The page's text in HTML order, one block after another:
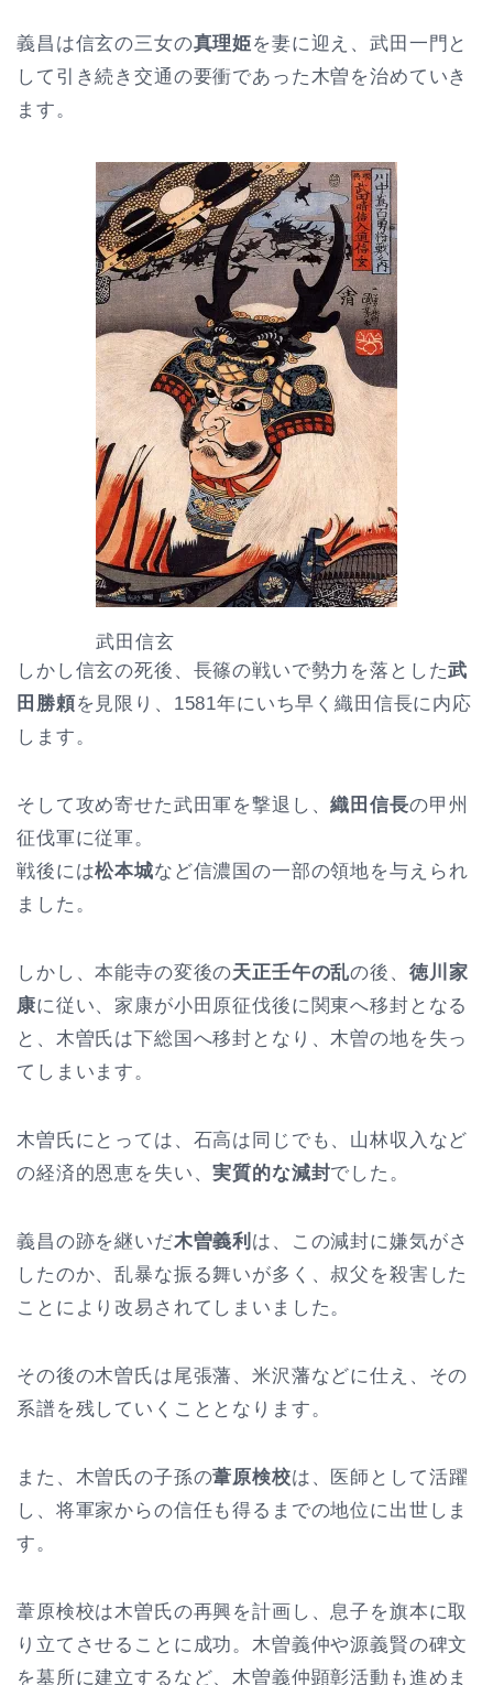
義昌は信玄の三女の真理姫を妻に迎え、武田一門と
して引き続き交通の要衝であった木曽を治めていき
ます。
武田信玄
しかし信玄の死後、長篠の戦いで勢力を落とした武
田勝頼を見限り、1581年にいち早く織田信長に内応
します。
そして攻め寄せた武田軍を撃退し、織田信長の甲州
征伐軍に従軍。
戦後には松本城など信濃国の一部の領地を与えられ
ました。
しかし、本能寺の変後の天正壬午の乱の後、 徳川家
康に従い、家康が小田原征伐後に関東へ移封となる
と、木曽氏は下総国へ移封となり、木曽の地を失っ
てしまいます。
木曽氏にとっては、石高は同じでも、山林収入など
の経済的恩恵を失い、実質的な減封でした。
義昌の跡を継いだ木曽義利 は、この減封に嫌気がさ
したのか、乱暴な振る舞いが多く、叔父を殺害した
ことにより改易されてしまいました。
その後の木曽氏は尾張藩、米沢藩などに仕え、その
系譜を残していくこととなります。
また、木曽氏の子孫の葦原検校は、医師として活躍
し、将軍家からの信任も得るまでの地位に出世しま
す。
葦原検校は木曽氏の再興を計画し、息子を旗本に取
り立てさせることに成功。木曽義仲や源義賢の碑文
を墓所に建立するなど、木曽義仲顕彰活動も進めま